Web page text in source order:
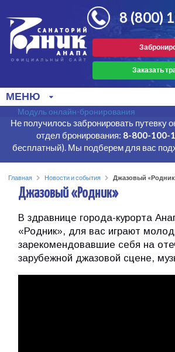
Заказать
8 (800)
МЕНЮ
Модуль онлайн-бронирования
Не получилось забронировать путевку
отдел бронирования: 8-800-100-
бесплатный). Мы подберем для вас
Главная Новости и события Джазовый
Джазовый «Родник»
В здравнице города-курорта
«Родник», для вас играют
зарекомендовавшие себя на
зарубежной джазовой сцене,